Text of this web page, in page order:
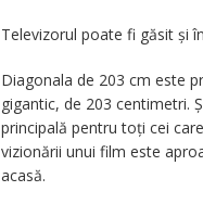
Televizorul poate fi găsit și
Diagonala de 203 cm este
gigantic, de 203 centimetri.
principală pentru toţi cei
vizionării unui film este
acasă.